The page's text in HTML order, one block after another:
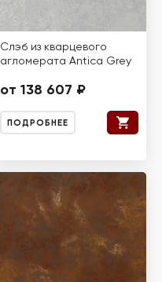
Слэб из кварцевого
агломерата Antica Grey
от 138 607 ₽
ПОДРОБНЕЕ